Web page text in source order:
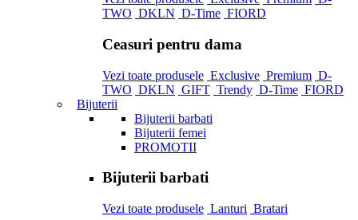
TWO DKLN D-Time FIORD
Ceasuri pentru dama
Vezi toate produsele Exclusive Premium D-
TWO DKLN GIFT Trendy D-Time FIORD
Bijuterii
Bijuterii barbati
Bijuterii femei
PROMOTII
Bijuterii barbati
Vezi toate produsele Lanturi Bratari